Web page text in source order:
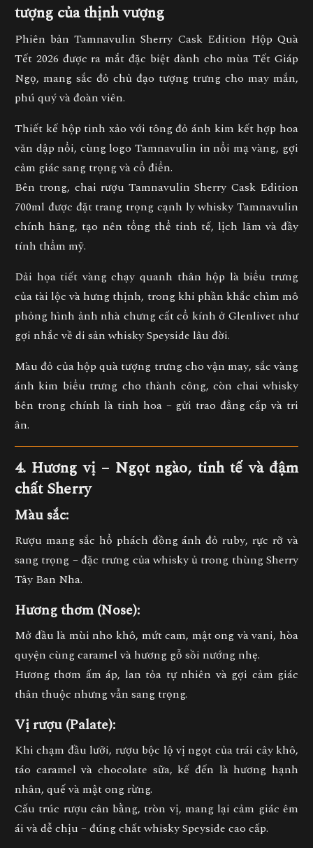
tượng của thịnh vượng
Phiên bảnTamnavulin Sherry Cask Edition Hộp Quà
Tết 2026 được ra mắt đặc biệt dành cho mùa Tết Giáp
Ngọ, mang sắc đỏ chủ đạo tượng trưng cho may mắn,
phú quý và đoàn viên.
Thiết kế hộp tinh xảo với tông đỏ ánh kim kết hợp hoa
văn dập nổi, cùng logoTamnavulin in nổi mạ vàng, gợi
cảm giác sang trọng và cổ điển.
Bên trong, chai rượu Tamnavulin Sherry Cask Edition
700ml được đặt trang trọng cạnh ly whisky Tamnavulin
chính hãng, tạo nên tổng thể tinh tế, lịch lãm và đầy
tính thẩm mỹ.
Dải họa tiết vàng chạy quanh thân hộp là biểu trưng
củatài lộc và hưng thịnh, trong khi phần khắc chìm mô
phỏng hình ảnhnhà chưng cất cổ kính ở Glenlivetnhư
gợi nhắc về di sản whisky Speyside lâu đời.
Màu đỏ của hộp quà tượng trưng chovận may, sắc vàng
ánh kim biểu trưng chothành công, còn chai whisky
bên trong chính là tinh hoa – gửi trao đẳng cấp và tri
ân.
4. Hương vị – Ngọt ngào, tinh tế và đậm
chất Sherry
Màu sắc:
Rượu mang sắc hổ phách đồng ánh đỏ ruby, rực rỡ và
sang trọng – đặc trưng của whisky ủ trong thùng Sherry
Tây Ban Nha.
Hương thơm (Nose):
Mở đầu là mùi nho khô, mứt cam, mật ong và vani, hòa
quyện cùngcaramel và hương gỗ sồi nướng nhẹ.
Hương thơm ấm áp, lan tỏa tự nhiên và gợi cảm giác
thân thuộc nhưng vẫn sang trọng.
Vị rượu (Palate):
Khi chạm đầu lưỡi, rượu bộc lộvị ngọt của trái cây khô,
táo caramel và chocolate sữa, kế đến là hươnghạnh
nhân, quế và mật ong rừng.
Cấu trúc rượu cân bằng, tròn vị, mang lại cảm giác êm
ái và dễ chịu – đúng chất whisky Speyside cao cấp.